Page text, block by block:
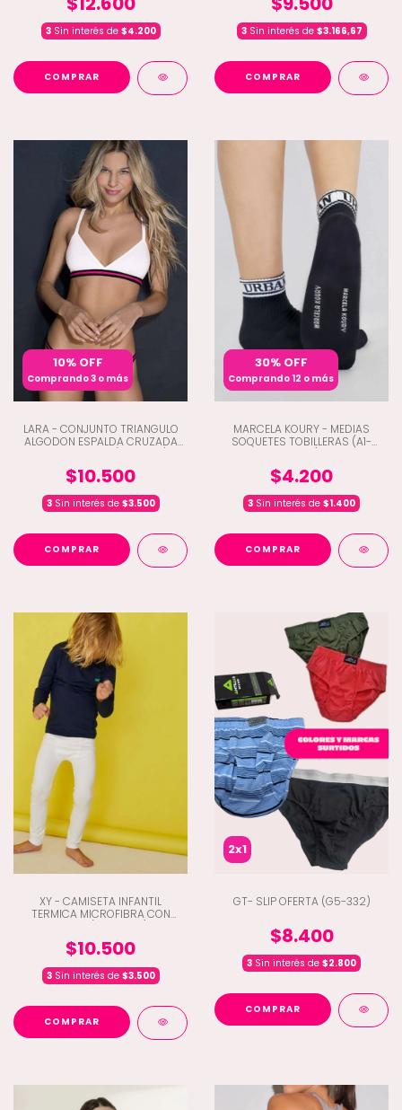
3Sin interés de $4.200
COMPRAR
3Sin interés de $3.166,67
COMPRAR
10% OFF
Comprando 3 o más
LARA - CONJUNTO TRIANGULO
ALGODON ESPALDA CRUZADA
$10.500
3Sin interés de $3.500
COMPRAR
30% OFF
Comprando 12 o más
MARCELA KOURY - MEDIAS
SOQUETES TOBILLERAS (A1-
$4.200
3 Sin interés de $1.400
COMPRAR
XY - CAMISETA INFANTIL
TERMICA MICROFIBRA CON
$10.500
3Sin interés de $3.500
COMPRAR
2x1
GT- SLIP OFERTA (G5-332)
$8.400
3 Sin interés de $2.800
COMPRAR